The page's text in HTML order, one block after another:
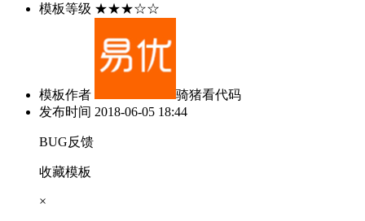
模板等级 ★★★☆☆
模板作者
骑猪看代码
发布时间 2018-06-05 18:44
BUG反馈
收藏模板
×